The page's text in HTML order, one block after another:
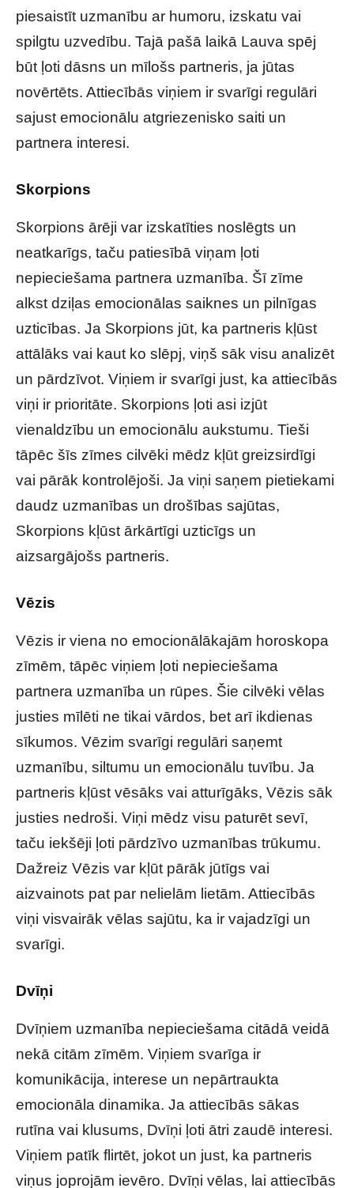
piesaistīt uzmanību ar humoru, izskatu vai
spilgtu uzvedību. Tajā pašā laikā Lauva spēj
būt ļoti dāsns un mīlošs partneris, ja jūtas
novērtēts. Attiecībās viņiem ir svarīgi regulāri
sajust emocionālu atgriezenisko saiti un
partnera interesi.
Skorpions
Skorpions ārēji var izskatīties noslēgts un
neatkarīgs, taču patiesībā viņam ļoti
nepieciešama partnera uzmanība. Šī zīme
alkst dziļas emocionālas saiknes un pilnīgas
uzticības. Ja Skorpions jūt, ka partneris kļūst
attālāks vai kaut ko slēpj, viņš sāk visu analizēt
un pārdzīvot. Viņiem ir svarīgi just, ka attiecībās
viņi ir prioritāte. Skorpions ļoti asi izjūt
vienaldzību un emocionālu aukstumu. Tieši
tāpēc šīs zīmes cilvēki mēdz kļūt greizsirdīgi
vai pārāk kontrolējoši. Ja viņi saņem pietiekami
daudz uzmanības un drošības sajūtas,
Skorpions kļūst ārkārtīgi uzticīgs un
aizsargājošs partneris.
Vēzis
Vēzis ir viena no emocionālākajām horoskopa
zīmēm, tāpēc viņiem ļoti nepieciešama
partnera uzmanība un rūpes. Šie cilvēki vēlas
justies mīlēti ne tikai vārdos, bet arī ikdienas
sīkumos. Vēzim svarīgi regulāri saņemt
uzmanību, siltumu un emocionālu tuvību. Ja
partneris kļūst vēsāks vai atturīgāks, Vēzis sāk
justies nedroši. Viņi mēdz visu paturēt sevī,
taču iekšēji ļoti pārdzīvo uzmanības trūkumu.
Dažreiz Vēzis var kļūt pārāk jūtīgs vai
aizvainots pat par nelielām lietām. Attiecībās
viņi visvairāk vēlas sajūtu, ka ir vajadzīgi un
svarīgi.
Dvīņi
Dvīņiem uzmanība nepieciešama citādā veidā
nekā citām zīmēm. Viņiem svarīga ir
komunikācija, interese un nepārtraukta
emocionāla dinamika. Ja attiecībās sākas
rutīna vai klusums, Dvīņi ļoti ātri zaudē interesi.
Viņiem patīk flirtēt, jokot un just, ka partneris
viņus joprojām ievēro. Dvīņi vēlas, lai attiecībās